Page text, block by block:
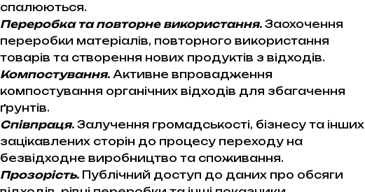
спалюються.
Переробка та повторне використання. Заохочення
переробки матеріалів, повторного використання
товарів та створення нових продуктів з відходів.
Компостування. Активне впровадження
компостування органічних відходів для збагачення
ґрунтів.
Співпраця. Залучення громадськості, бізнесу та інших
зацікавлених сторін до процесу переходу на
безвідходне виробництво та споживання.
Прозорість. Публічний доступ до даних про обсяги